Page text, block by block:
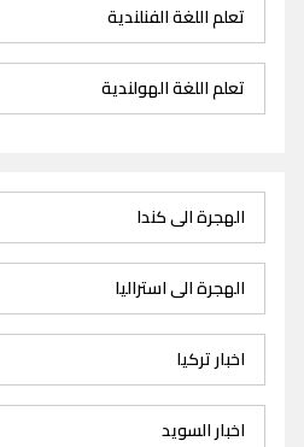
تعلم اللغة الفنلندية
تعلم اللغة الهولندية
الهجرة الى كندا
الهجرة الى استراليا
اخبار تركيا
اخبار السويد